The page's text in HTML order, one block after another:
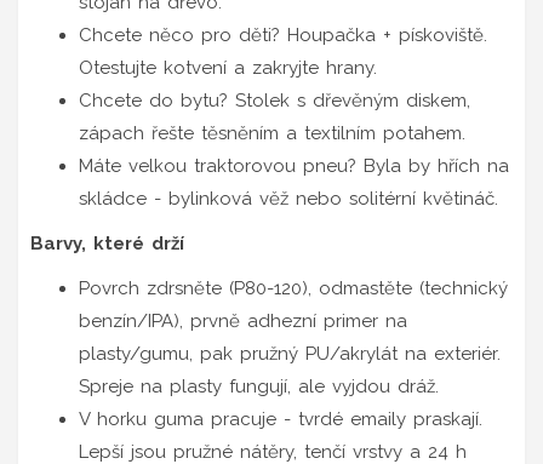
Chcete něco pro děti? Houpačka + pískoviště.
Otestujte kotvení a zakryjte hrany.
Chcete do bytu? Stolek s dřevěným diskem,
zápach řešte těsněním a textilním potahem.
Máte velkou traktorovou pneu? Byla by hřích na
skládce - bylinková věž nebo solitérní květináč.
Barvy, které drží
Povrch zdrsněte (P80-120), odmastěte (technický
benzín/IPA), prvně adhezní primer na
plasty/gumu, pak pružný PU/akrylát na exteriér.
Spreje na plasty fungují, ale vyjdou dráž.
V horku guma pracuje - tvrdé emaily praskají.
Lepší jsou pružné nátěry, tenčí vrstvy a 24 h